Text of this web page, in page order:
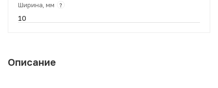
Ширина, мм ?
10
Описание